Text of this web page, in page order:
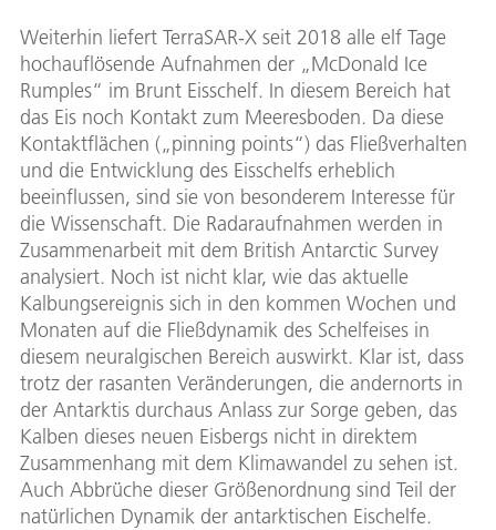
Weiterhin liefert TerraSAR-X seit 2018 alle elf Tage
hochauflösende Aufnahmen der „McDonald Ice
Rumples“ im Brunt Eisschelf. In diesem Bereich hat
das Eis noch Kontakt zum Meeresboden. Da diese
Kontaktflächen („pinning points“) das Fließverhalten
und die Entwicklung des Eisschelfs erheblich
beeinflussen, sind sie von besonderem Interesse für
die Wissenschaft. Die Radaraufnahmen werden in
Zusammenarbeit mit dem British Antarctic Survey
analysiert. Noch ist nicht klar, wie das aktuelle
Kalbungsereignis sich in den kommen Wochen und
Monaten auf die Fließdynamik des Schelfeises in
diesem neuralgischen Bereich auswirkt. Klar ist, dass
trotz der rasanten Veränderungen, die andernorts in
der Antarktis durchaus Anlass zur Sorge geben, das
Kalben dieses neuen Eisbergs nicht in direktem
Zusammenhang mit dem Klimawandel zu sehen ist.
Auch Abbrüche dieser Größenordnung sind Teil der
natürlichen Dynamik der antarktischen Eischelfe.